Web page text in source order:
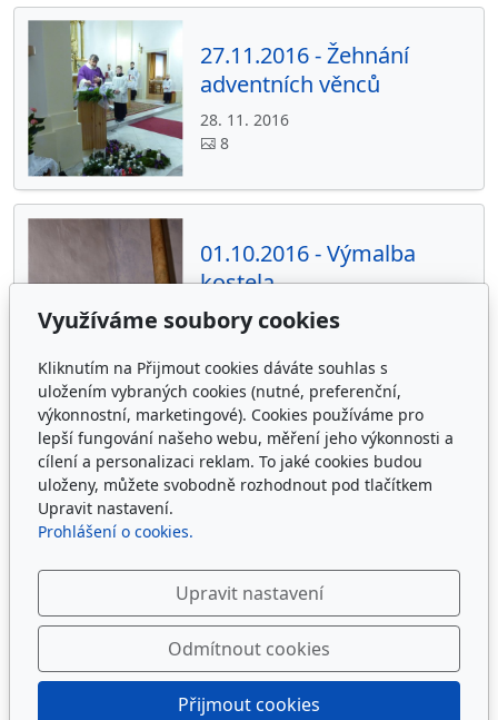
27.11.2016 - Žehnání
adventních věnců
28. 11. 2016
8
01.10.2016 - Výmalba
kostela
1. 10. 2016
Adresa
Římskokatolická farnost Prace
Školní 347, 664 58 Prace
IČ: 66599148
dat.schránka 6ep9dtk
Využíváme soubory cookies
Kliknutím na Přijmout cookies dáváte souhlas s
uložením vybraných cookies (nutné, preferenční,
výkonnostní, marketingové). Cookies používáme pro
lepší fungování našeho webu, měření jeho výkonnosti a
cílení a personalizaci reklam. To jaké cookies budou
uloženy, můžete svobodně rozhodnout pod tlačítkem
Upravit nastavení.
Prohlášení o cookies.
Upravit nastavení
Odmítnout cookies
Přijmout cookies